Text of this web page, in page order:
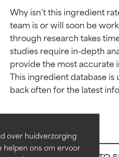
over huidverzorging
helpen ons om ervoor
Why isn’t this ingredient
team is or will soon be
through research takes
studies require in-depth
provide the most accurate
This ingredient database is
ingrediënten
Bewezen en
onafhankelijk
ingrediënten
Bewezen en
onafhankelijk